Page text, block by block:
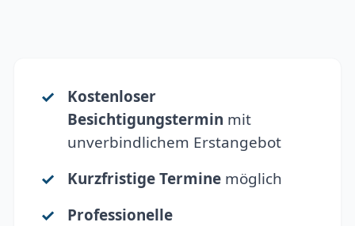
Kostenloser
Besichtigungstermin mit
unverbindlichem Erstangebot
Kurzfristige Terminemöglich
Professionelle